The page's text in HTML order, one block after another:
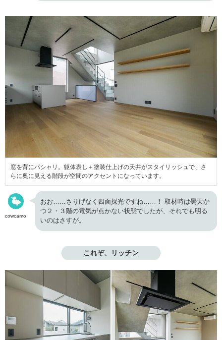
窓を背にパシャリ。躯体表し＋塗装仕上げの天井がスタイリッシュで、さ
らに奥に見える階段が空間のアクセントになっています。
cowcamo
おお……さりげなく四面採光ですね……！ 取材時は曇天か
つ２・３階の電気が点かない状態でしたが、それでも明る
いのはさすが。
これぞ、リッチン